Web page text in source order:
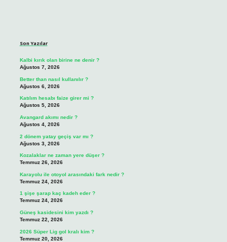
Son Yazılar
Kalbi kırık olan birine ne denir ?
Ağustos 7, 2026
Better than nasıl kullanılır ?
Ağustos 6, 2026
Katılım hesabı faize girer mi ?
Ağustos 5, 2026
Avangard akımı nedir ?
Ağustos 4, 2026
2 dönem yatay geçiş var mı ?
Ağustos 3, 2026
Kozalaklar ne zaman yere düşer ?
Temmuz 26, 2026
Karayolu ile otoyol arasındaki fark nedir ?
Temmuz 24, 2026
1 şişe şarap kaç kadeh eder ?
Temmuz 24, 2026
Güneş kasidesini kim yazdı ?
Temmuz 22, 2026
2026 Süper Lig gol kralı kim ?
Temmuz 20, 2026